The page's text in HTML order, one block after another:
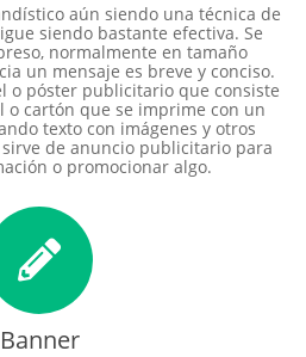
aún siendo una técnica de
siendo bastante efectiva. Se
normalmente en tamaño
un mensaje es breve y conciso.
o póster publicitario que consiste
o cartón que se imprime con un
texto con imágenes y otros
de anuncio publicitario para
o promocionar algo.
Banner